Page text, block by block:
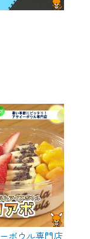
ボウル専門店
もないメ
。
が「メン
だけませ
了承の程